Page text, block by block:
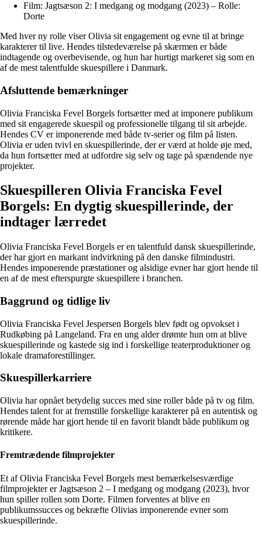
Film: Jagtsæson 2: I medgang og modgang (2023) – Rolle:
Dorte
Med hver ny rolle viser Olivia sit engagement og evne til at bringe
karakterer til live. Hendes tilstedeværelse på skærmen er både
indtagende og overbevisende, og hun har hurtigt markeret sig som en
af de mest talentfulde skuespillere i Danmark.
Afsluttende bemærkninger
Olivia Franciska Fevel Borgels fortsætter med at imponere publikum
med sit engagerede skuespil og professionelle tilgang til sit arbejde.
Hendes CV er imponerende med både tv-serier og film på listen.
Olivia er uden tvivl en skuespillerinde, der er værd at holde øje med,
da hun fortsætter med at udfordre sig selv og tage på spændende nye
projekter.
Skuespilleren Olivia Franciska Fevel
Borgels: En dygtig skuespillerinde, der
indtager lærredet
Olivia Franciska Fevel Borgels er en talentfuld dansk skuespillerinde,
der har gjort en markant indvirkning på den danske filmindustri.
Hendes imponerende præstationer og alsidige evner har gjort hende til
en af de mest efterspurgte skuespillere i branchen.
Baggrund og tidlige liv
Olivia Franciska Fevel Jespersen Borgels blev født og opvokset i
Rudkøbing på Langeland. Fra en ung alder drømte hun om at blive
skuespillerinde og kastede sig ind i forskellige teaterproduktioner og
lokale dramaforestillinger.
Skuespillerkarriere
Olivia har opnået betydelig succes med sine roller både på tv og film.
Hendes talent for at fremstille forskellige karakterer på en autentisk og
rørende måde har gjort hende til en favorit blandt både publikum og
kritikere.
Fremtrædende filmprojekter
Et af Olivia Franciska Fevel Borgels mest bemærkelsesværdige
filmprojekter er Jagtsæson 2 – I medgang og modgang (2023), hvor
hun spiller rollen som Dorte. Filmen forventes at blive en
publikumssucces og bekræfte Olivias imponerende evner som
skuespillerinde.